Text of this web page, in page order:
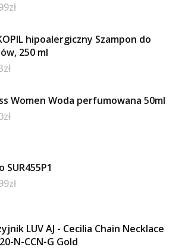
zł
hipoalergiczny Szampon do
250 ml
zł
Women Woda perfumowana 50ml
zł
SUR455P1
zł
LUV AJ - Cecilia Chain Necklace
N-CCN-G Gold